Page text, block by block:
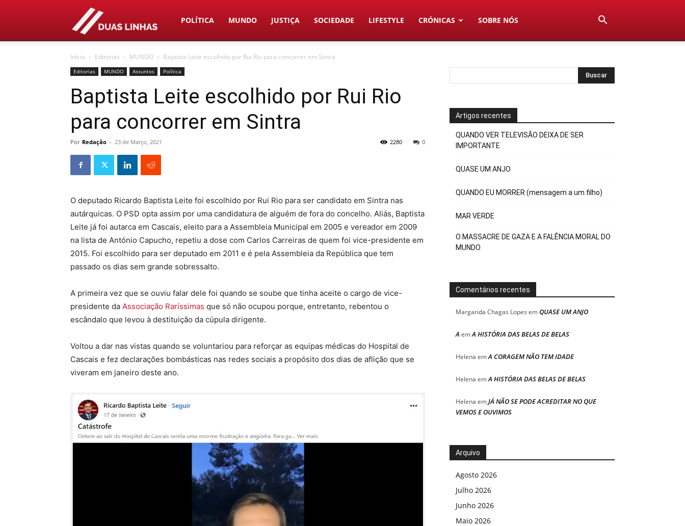
Duas
Linhas
POLÍTICA MUNDO JUSTIÇA SOCIEDADE LIFESTYLE CRÓNICAS SOBRE NÓS
Início Editorias MUNDO Baptista Leite escolhido por Rui Rio para concorrer em Sintra
Editorias MUNDO Assuntos Política
Baptista Leite escolhido por Rui Rio
para concorrer em Sintra
Por Redação - 23 de Março, 2021 0
2280
O deputado Ricardo Baptista Leite foi escolhido por Rui Rio para ser candidato em Sintra nas
autárquicas. O PSD opta assim por uma candidatura de alguém de fora do concelho. Aliás, Baptista
Leite já foi autarca em Cascais, eleito para a Assembleia Municipal em 2005 e vereador em 2009
na lista de António Capucho, repetiu a dose com Carlos Carreiras de quem foi vice-presidente em
2015. Foi escolhido para ser deputado em 2011 e é pela Assembleia da República que tem
passado os dias sem grande sobressalto.
A primeira vez que se ouviu falar dele foi quando se soube que tinha aceite o cargo de vice-
presidente da Associação Raríssimas que só não ocupou porque, entretanto, rebentou o
escândalo que levou à destituição da cúpula dirigente.
Voltou a dar nas vistas quando se voluntariou para reforçar as equipas médicas do Hospital de
Cascais e fez declarações bombásticas nas redes sociais a propósito dos dias de aflição que se
viveram em janeiro deste ano.
Artigos recentes
QUANDO VER TELEVISÃO DEIXA DE SER
IMPORTANTE
QUASE UM ANJO
QUANDO EU MORRER (mensagem a um filho)
MAR VERDE
O MASSACRE DE GAZA E A FALÊNCIA MORAL DO
MUNDO
Comentários recentes
Margarida Chagas Lopes emQUASE UM ANJO
A emA HISTÓRIA DAS BELAS DE BELAS
Helena emA CORAGEM NÃO TEM IDADE
Helena emA HISTÓRIA DAS BELAS DE BELAS
Helena emJÁ NÃO SE PODE ACREDITAR NO QUE
VEMOS E OUVIMOS
Arquivo
Agosto 2026
Julho 2026
Junho 2026
Maio 2026